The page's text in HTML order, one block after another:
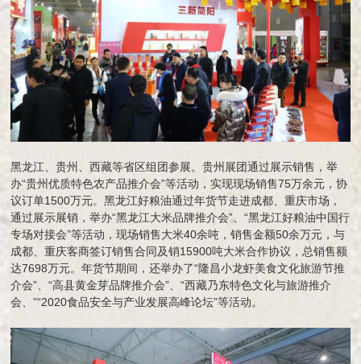
黑龙江、贵州、西藏等省区组团参展。贵州展团通过展示销售，举
办“贵州优质特色农产品推介会”等活动，实现现场销售75万余元，协
议订单1500万元。黑龙江好粮油通过年货节走进成都、重庆市场，
通过展示展销，举办“黑龙江大米品牌推介会”、“黑龙江好粮油中国行
专场对接会”等活动，现场销售大米40余吨，销售金额50余万元，与
成都、重庆客商签订销售合同及销15900吨大米合作协议，总销售额
达7698万元。年货节期间，还举办了“隆昌小龙虾美食文化旅游节推
介会”、“高县黄金芽品牌推介会”、“西藏乃东特色文化与旅游推介
会、”“2020食品安全与产业发展高峰论坛”等活动。